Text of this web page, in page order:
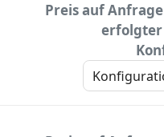
Preis auf
erfolgter